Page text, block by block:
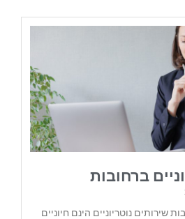
ברחובות
שירותים נוטריוניים הינם חיוניים